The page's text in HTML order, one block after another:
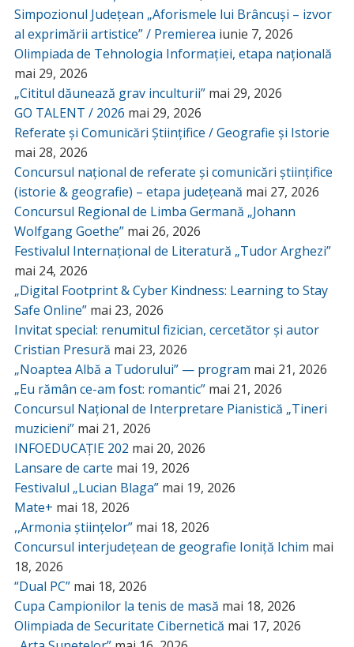
Simpozionul Județean „Aforismele lui Brâncuși – izvor
al exprimării artistice” / Premierea iunie 7, 2026
Olimpiada de Tehnologia Informației, etapa națională
mai 29, 2026
„Cititul dăunează grav inculturii” mai 29, 2026
GO TALENT / 2026 mai 29, 2026
Referate și Comunicări Științifice / Geografie și Istorie
mai 28, 2026
Concursul național de referate și comunicări științifice
(istorie & geografie) – etapa județeană mai 27, 2026
Concursul Regional de Limba Germană „Johann
Wolfgang Goethe” mai 26, 2026
Festivalul Internațional de Literatură „Tudor Arghezi”
mai 24, 2026
„Digital Footprint & Cyber Kindness: Learning to Stay
Safe Online” mai 23, 2026
Invitat special: renumitul fizician, cercetător și autor
Cristian Presură mai 23, 2026
„Noaptea Albă a Tudorului” — program mai 21, 2026
„Eu rămân ce-am fost: romantic” mai 21, 2026
Concursul Național de Interpretare Pianistică „Tineri
muzicieni” mai 21, 2026
INFOEDUCAȚIE 202 mai 20, 2026
Lansare de carte mai 19, 2026
Festivalul „Lucian Blaga” mai 19, 2026
Mate+ mai 18, 2026
,,Armonia științelor” mai 18, 2026
Concursul interjudețean de geografie Ioniță Ichim mai
18, 2026
“Dual PC” mai 18, 2026
Cupa Campionilor la tenis de masă mai 18, 2026
Olimpiada de Securitate Cibernetică mai 17, 2026